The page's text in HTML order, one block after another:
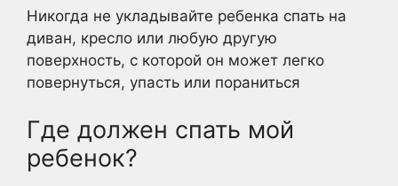
Никогда не укладывайте ребенка спать на
диван, кресло или любую другую
поверхность, с которой он может легко
повернуться, упасть или пораниться
Где должен спать мой
ребенок?